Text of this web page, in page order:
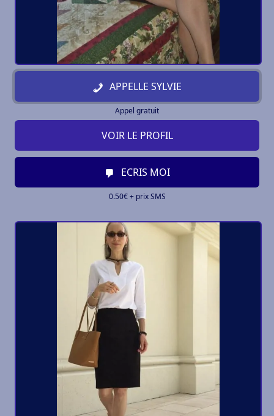
APPELLE SYLVIE
Appel gratuit
VOIR LE PROFIL
ECRIS MOI
0.50€ + prix SMS